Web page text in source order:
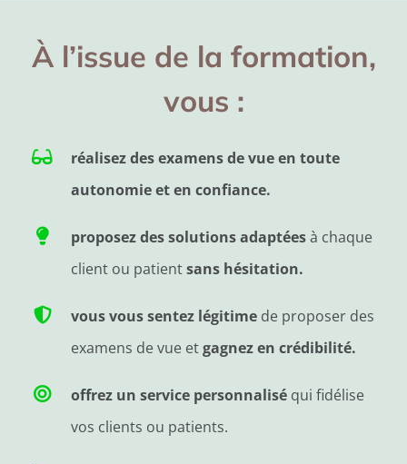
À l’issue de la formation,
vous :
réalisez des examens de vue en toute
autonomieet en confiance.
proposez des solutions adaptéesà chaque
client ou patientsans hésitation.
vous vous sentez légitimede proposer des
examens de vue etgagnez en crédibilité.
offrez un service personnaliséqui fidélise
vos clients ou patients.